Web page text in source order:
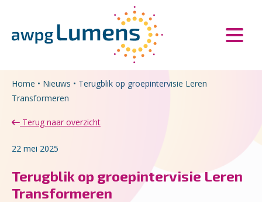
Home • Nieuws • Terugblik op groepintervisie Leren
Transformeren
Terug naar overzicht
22 mei 2025
Terugblik op groepintervisie Leren
Transformeren